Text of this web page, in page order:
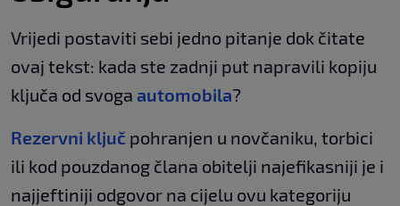
Vrijedi postaviti sebi jedno pitanje dok čitate
ovaj tekst: kada ste zadnji put napravili kopiju
ključa od svoga automobila?
Rezervni ključ pohranjen u novčaniku, torbici
ili kod pouzdanog člana obitelji najefikasniji je i
najjeftiniji odgovor na cijelu ovu kategoriju